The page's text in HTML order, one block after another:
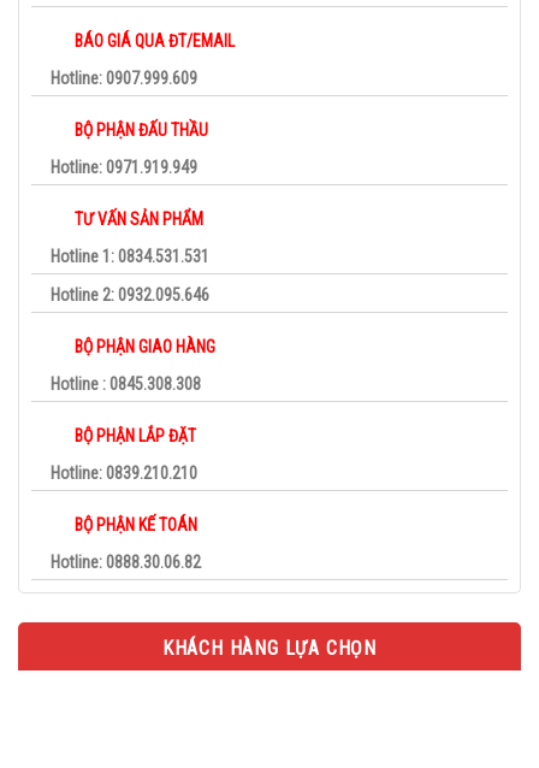
BÁO GIÁ QUA ĐT/EMAIL
Hotline: 0907.999.609
BỘ PHẬN ĐẤU THẦU
Hotline: 0971.919.949
TƯ VẤN SẢN PHẨM
Hotline 1: 0834.531.531
Hotline 2: 0932.095.646
BỘ PHẬN GIAO HÀNG
Hotline : 0845.308.308
BỘ PHẬN LẮP ĐẶT
Hotline: 0839.210.210
BỘ PHẬN KẾ TOÁN
Hotline: 0888.30.06.82
KHÁCH HÀNG LỰA CHỌN